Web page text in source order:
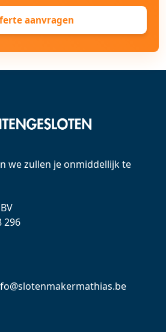
aanvragen
we zullen je onmiddellijk te
296